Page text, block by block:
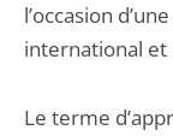
l’occasion
international et
Le terme